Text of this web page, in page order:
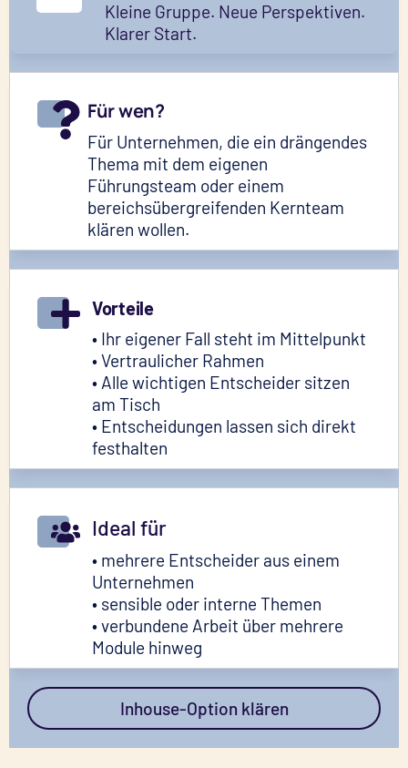
Kleine Gruppe. Neue Perspektiven.
Klarer Start.
Für wen?
Für Unternehmen, die ein drängendes
Thema mit dem eigenen
Führungsteam oder einem
bereichsübergreifenden Kernteam
klären wollen.
Vorteile
• Ihr eigener Fall steht im Mittelpunkt
• Vertraulicher Rahmen
• Alle wichtigen Entscheider sitzen
am Tisch
• Entscheidungen lassen sich direkt
festhalten
Ideal für
• mehrere Entscheider aus einem
Unternehmen
• sensible oder interne Themen
• verbundene Arbeit über mehrere
Module hinweg
Inhouse-Option klären